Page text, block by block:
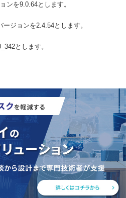
ンを9.0.64とします。
ジョンを2.4.54とします。
とします。